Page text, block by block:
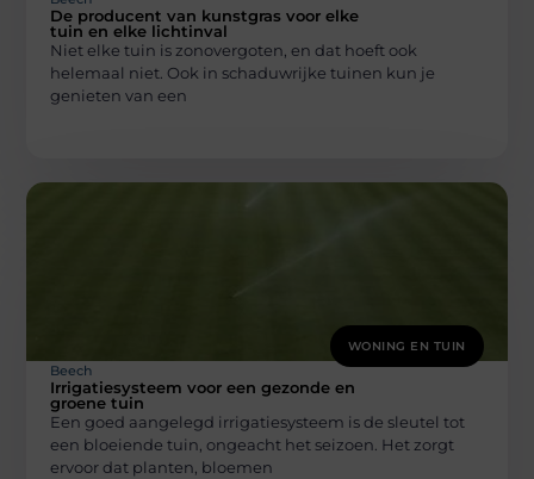
De producent van kunstgras voor elke
tuin en elke lichtinval
Niet elke tuin is zonovergoten, en dat hoeft ook
helemaal niet. Ook in schaduwrijke tuinen kun je
genieten van een
WONING EN TUIN
Beech
Irrigatiesysteem voor een gezonde en
groene tuin
Een goed aangelegd irrigatiesysteem is de sleutel tot
een bloeiende tuin, ongeacht het seizoen. Het zorgt
ervoor dat planten, bloemen